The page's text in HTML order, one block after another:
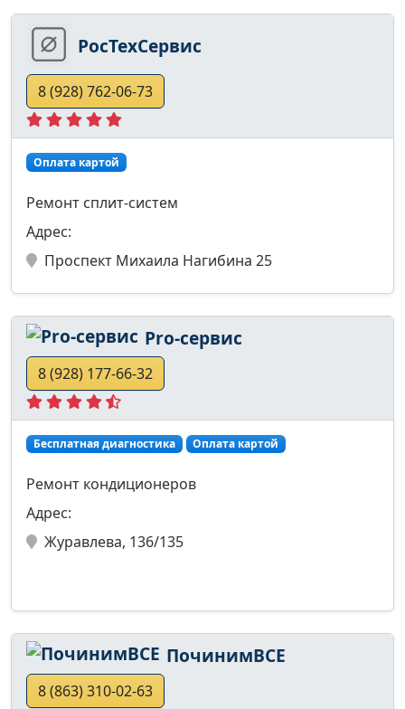
РосТехСервис
8 (928) 762-06-73
Оплата картой
Ремонт сплит-систем
Адрес:
Проспект Михаила Нагибина 25
Pro-сервис
8 (928) 177-66-32
Бесплатная диагностика Оплата картой
Ремонт кондиционеров
Адрес:
Журавлева, 136/135
ПочинимВСЕ
8 (863) 310-02-63